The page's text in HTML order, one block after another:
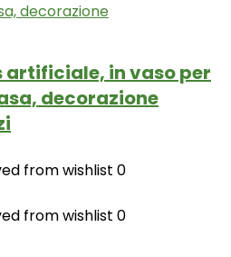
artificiale, in vaso per
decorazione
from wishlist 0
from wishlist 0